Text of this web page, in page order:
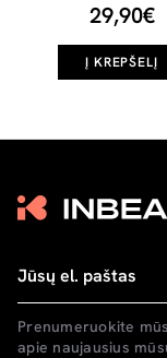
29,90€
Į KREPŠELĮ
Prenumeruokite
apie naujausius